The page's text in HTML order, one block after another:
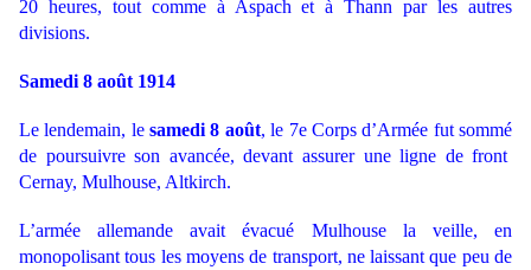
20 heures, tout comme à Aspach et à Thann par les autres
divisions.
Samedi 8 août 1914
Le lendemain, lesamedi 8 août, le 7e Corps d’Armée futsommé
de poursuivre son avancée, devant assurer une ligne de front
Cernay, Mulhouse, Altkirch.
L’armée allemande avait évacué Mulhouse la veille, en
monopolisant tous les moyens de transport, ne laissant que peu de